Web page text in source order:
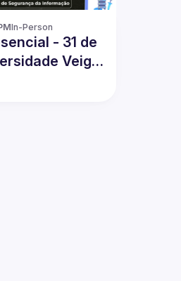
In-Person
- 31 de
Veiga
Campus